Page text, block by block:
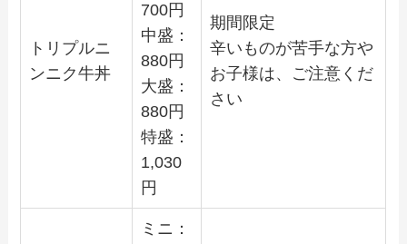
トリプルニ
ンニク牛丼
700円
中盛：
880円
大盛：
880円
特盛：
1,030
円
期間限定
辛いものが苦手な方や
お子様は、ご注意くだ
さい
ミニ：